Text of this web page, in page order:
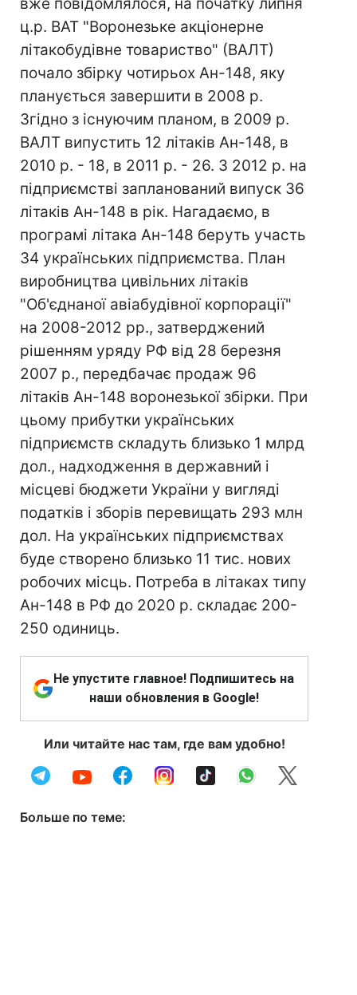
ц.р. ВАТ "Воронезьке акціонерне
літакобудівне товариство" (ВАЛТ)
почало збірку чотирьох Ан-148, яку
планується завершити в 2008 р.
Згідно з існуючим планом, в 2009 р.
ВАЛТ випустить 12 літаків Ан-148, в
2010 р. - 18, в 2011 р. - 26. З 2012 р. на
підприємстві запланований випуск 36
літаків Ан-148 в рік. Нагадаємо, в
програмі літака Ан-148 беруть участь
34 українських підприємства. План
виробництва цивільних літаків
"Об'єднаної авіабудівної корпорації"
на 2008-2012 рр., затверджений
рішенням уряду РФ від 28 березня
2007 р., передбачає продаж 96
літаків Ан-148 воронезької збірки. При
цьому прибутки українських
підприємств складуть близько 1 млрд
дол., надходження в державний і
місцеві бюджети України у вигляді
податків і зборів перевищать 293 млн
дол. На українських підприємствах
буде створено близько 11 тис. нових
робочих місць. Потреба в літаках типу
Ан-148 в РФ до 2020 р. складає 200-
250 одиниць.
Не упустите главное! Подпишитесь на
наши обновления в Google!
Или читайте нас там, где вам удобно!
Больше по теме: